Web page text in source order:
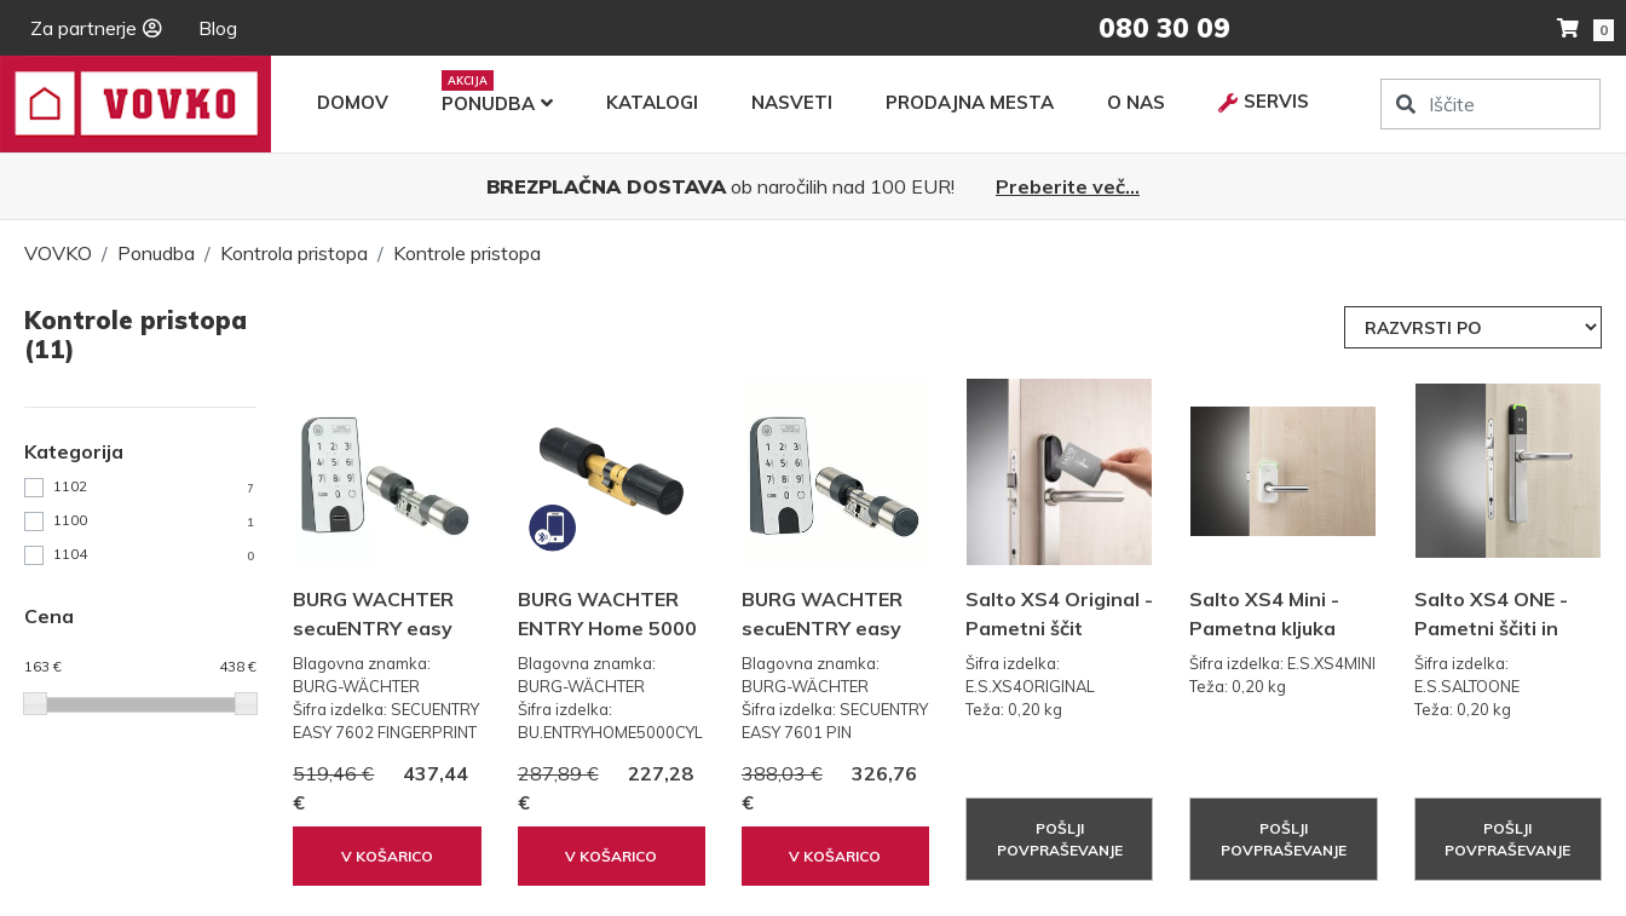
Za partnerje Blog 080 30 09 0
DOMOV PONUDBA KATALOGI NASVETI PRODAJNA MESTA O NAS SERVIS
BREZPLAČNA DOSTAVAob naročilih nad 100 EUR! Preberite več...
VOVKO Ponudba Kontrola pristopa Kontrole pristopa
Kontrole pristopa
(11)
Kategorija
1102 7
1100 1
1104 0
Cena
163 € 438 €
BURG WACHTER
secuENTRY easy
7602 FP PRSTNI
ODTIS
Blagovna znamka:
BURG-WÄCHTER
Šifra izdelka: SECUENTRY
EASY 7602 FINGERPRINT
519,46 €
437,44
€
V KOŠARICO
BURG WACHTER
ENTRY Home 5000
Cyl
Blagovna znamka:
BURG-WÄCHTER
Šifra izdelka:
BU.ENTRYHOME5000CYL
287,89 €
227,28
€
V KOŠARICO
BURG WACHTER
secuENTRY easy
7601 PIN KODA
Blagovna znamka:
BURG-WÄCHTER
Šifra izdelka: SECUENTRY
EASY 7601 PIN
388,03 €
326,76
€
V KOŠARICO
Salto XS4 Original -
Pametni ščit
Šifra izdelka:
E.S.XS4ORIGINAL
Teža: 0,20 kg
POŠLJI
POVPRAŠEVANJE
Salto XS4 Mini -
Pametna kljuka
Šifra izdelka: E.S.XS4MINI
Teža: 0,20 kg
POŠLJI
POVPRAŠEVANJE
Salto XS4 ONE -
Pametni ščiti in
kljuke nove
generacije
Šifra izdelka:
E.S.SALTOONE
Teža: 0,20 kg
POŠLJI
POVPRAŠEVANJE